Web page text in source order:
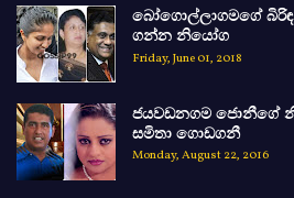
බෝගොල්ලාගමගේ
ගන්න නියෝග
Friday, June 01, 2018
ජයවඩනගම ජොනීගේ
සමිතා ගොඩගනී
Monday, August 22, 2016